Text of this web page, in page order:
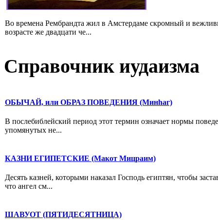
Во времена Рембрандта жил в Амстердаме скромный и
возрасте же двадцати че...
Справочник иудаизма
ОБЫЧАЙ, или ОБРАЗ ПОВЕДЕНИЯ (Минhаг)
В послебиблейский период этот термин означает нормы
упомянутых не...
КАЗНИ ЕГИПЕТСКИЕ (Макот Мицраим)
Десять казней, которыми наказал Господь египтян, чтобы
что ангел см...
ШАВУОТ (ПЯТИДЕСЯТНИЦА)